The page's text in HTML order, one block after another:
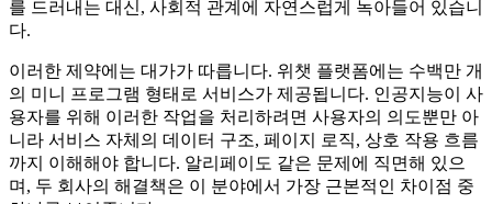
를 드러내는 대신, 사회적 관계에 자연스럽게 녹아들어 있습니
다.
이러한 제약에는 대가가 따릅니다. 위챗 플랫폼에는 수백만 개
의 미니 프로그램 형태로 서비스가 제공됩니다. 인공지능이 사
용자를 위해 이러한 작업을 처리하려면 사용자의 의도뿐만 아
니라 서비스 자체의 데이터 구조, 페이지 로직, 상호 작용 흐름
까지 이해해야 합니다. 알리페이도 같은 문제에 직면해 있으
며, 두 회사의 해결책은 이 분야에서 가장 근본적인 차이점 중